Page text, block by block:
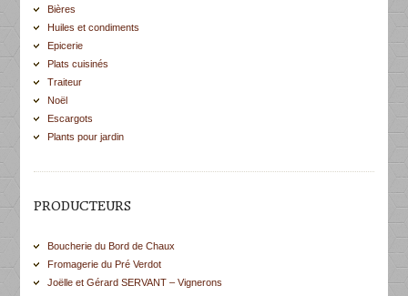
Bières
Huiles et condiments
Epicerie
Plats cuisinés
Traiteur
Noël
Escargots
Plants pour jardin
PRODUCTEURS
Boucherie du Bord de Chaux
Fromagerie du Pré Verdot
Joëlle et Gérard SERVANT – Vignerons